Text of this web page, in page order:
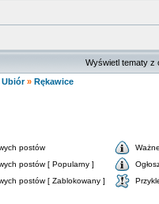
Wyświetl tematy z
Ubiór» Rękawice
postów
postów [ Popularny ]
postów [ Zablokowany ]